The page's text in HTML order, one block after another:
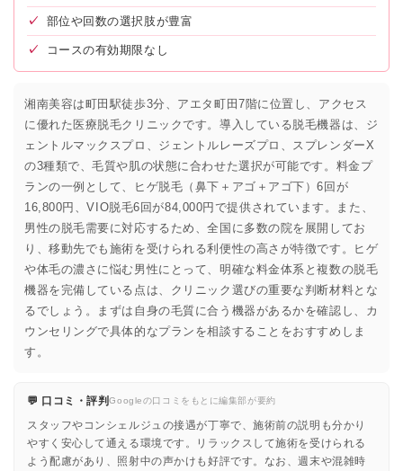
✓ 部位や回数の選択肢が豊富
✓ コースの有効期限なし
湘南美容は町田駅徒歩3分、アエタ町田7階に位置し、アクセス
に優れた医療脱毛クリニックです。導入している脱毛機器は、ジ
ェントルマックスプロ、ジェントルレーズプロ、スプレンダーX
の3種類で、毛質や肌の状態に合わせた選択が可能です。料金プ
ランの一例として、ヒゲ脱毛（鼻下＋アゴ＋アゴ下）6回が
16,800円、VIO脱毛6回が84,000円で提供されています。また、
男性の脱毛需要に対応するため、全国に多数の院を展開してお
り、移動先でも施術を受けられる利便性の高さが特徴です。ヒゲ
や体毛の濃さに悩む男性にとって、明確な料金体系と複数の脱毛
機器を完備している点は、クリニック選びの重要な判断材料とな
るでしょう。まずは自身の毛質に合う機器があるかを確認し、カ
ウンセリングで具体的なプランを相談することをおすすめしま
す。
💬 口コミ・評判Googleの口コミをもとに編集部が要約
スタッフやコンシェルジュの接遇が丁寧で、施術前の説明も分かり
やすく安心して通える環境です。リラックスして施術を受けられる
よう配慮があり、照射中の声かけも好評です。なお、週末や混雑時